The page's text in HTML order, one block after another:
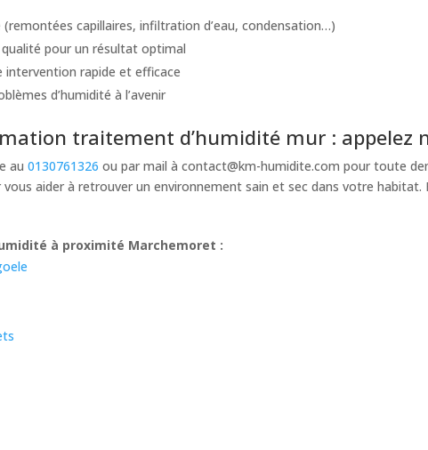
capillaires, infiltration d’eau, condensation…)
pour un résultat optimal
intervention rapide et efficace
d’humidité à l’avenir
traitement d’humidité mur : appelez
au0130761326 ou par mail àcontact@km-humidite.com pour toute
aider à retrouver un environnement sain et sec dans votre
à proximité Marchemoret :